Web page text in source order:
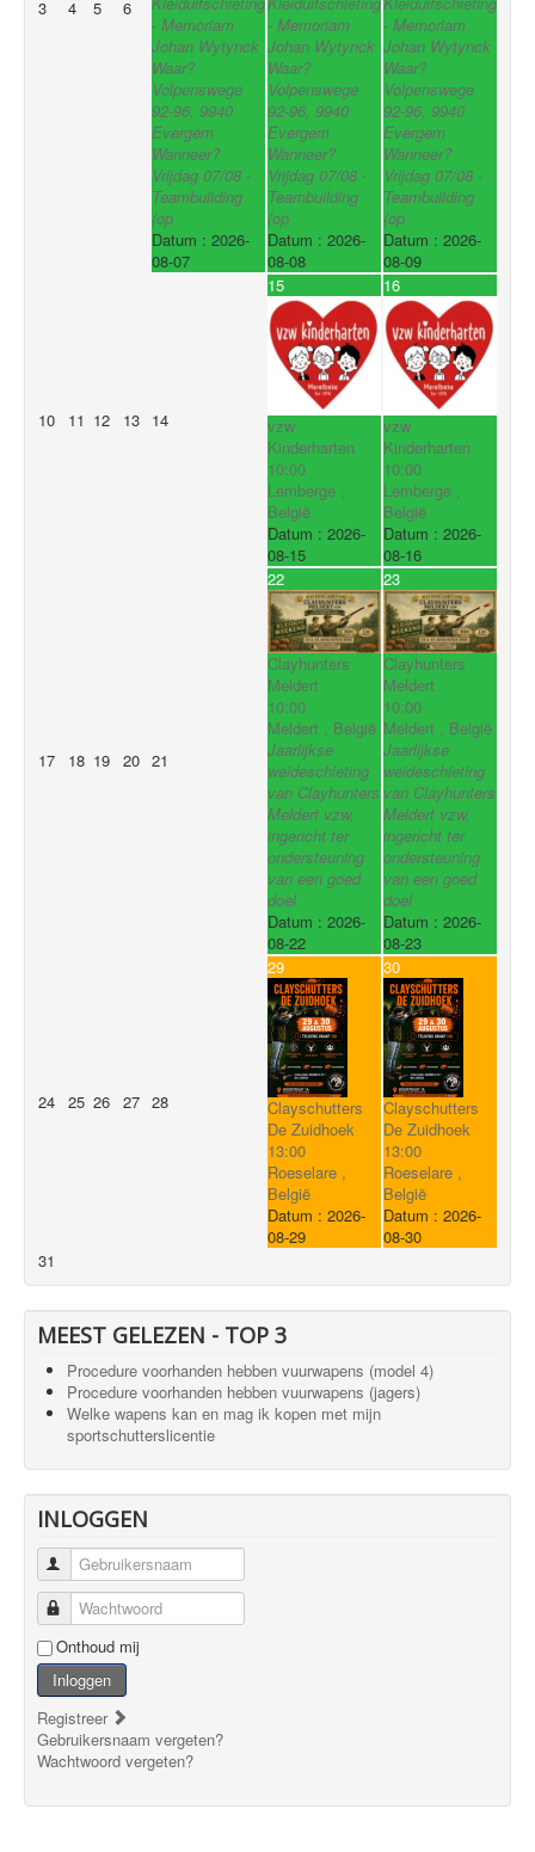
3 4 5 6
- Memoriam
Johan Wytynck
Waar?
Volpenswege
92-96, 9940
Evergem
Wanneer?
Vrijdag 07/08 -
Teambuilding
(op
Datum : 2026-
08-07
- Memoriam
Johan Wytynck
Waar?
Volpenswege
92-96, 9940
Evergem
Wanneer?
Vrijdag 07/08 -
Teambuilding
(op
Datum : 2026-
08-08
- Memoriam
Johan Wytynck
Waar?
Volpenswege
92-96, 9940
Evergem
Wanneer?
Vrijdag 07/08 -
Teambuilding
(op
Datum : 2026-
08-09
10 11 12 13 14
15
vzw
Kinderharten
10:00
Lemberge ,
België
Datum : 2026-
08-15
16
vzw
Kinderharten
10:00
Lemberge ,
België
Datum : 2026-
08-16
17 18 19 20 21
22
Clayhunters
Meldert
10:00
Meldert , België
Jaarlijkse
weideschieting
van Clayhunters
Meldert vzw,
ingericht ter
ondersteuning
van een goed
doel
Datum : 2026-
08-22
23
Clayhunters
Meldert
10:00
Meldert , België
Jaarlijkse
weideschieting
van Clayhunters
Meldert vzw,
ingericht ter
ondersteuning
van een goed
doel
Datum : 2026-
08-23
24 25 26 27 28
29
Clayschutters
De Zuidhoek
13:00
Roeselare ,
België
Datum : 2026-
08-29
30
Clayschutters
De Zuidhoek
13:00
Roeselare ,
België
Datum : 2026-
08-30
31
MEEST GELEZEN - TOP 3
Procedure voorhanden hebben vuurwapens (model 4)
Procedure voorhanden hebben vuurwapens (jagers)
Welke wapens kan en mag ik kopen met mijn
sportschutterslicentie
INLOGGEN
Gebruikersnaam
Wachtwoord
Onthoud mij
Inloggen
Registreer
Gebruikersnaam vergeten?
Wachtwoord vergeten?